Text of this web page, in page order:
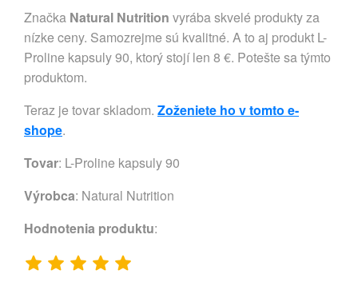
Značka Natural Nutrition vyrába skvelé produkty za
nízke ceny. Samozrejme sú kvalitné. A to aj produkt L-
Proline kapsuly 90, ktorý stojí len 8 €. Potešte sa týmto
produktom.
Teraz je tovar skladom. Zoženiete ho v tomto e-
shope.
Tovar: L-Proline kapsuly 90
Výrobca: Natural Nutrition
Hodnotenia produktu: